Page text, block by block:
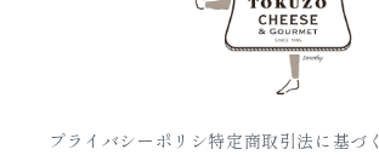
プライバシーポリシ特定商取引法に基づく